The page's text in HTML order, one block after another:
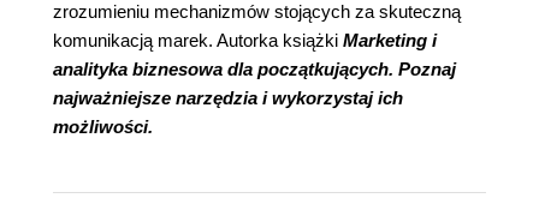
zrozumieniu mechanizmów stojących za skuteczną
komunikacją marek. Autorka książki Marketing i
analityka biznesowa dla początkujących. Poznaj
najważniejsze narzędzia i wykorzystaj ich
możliwości.